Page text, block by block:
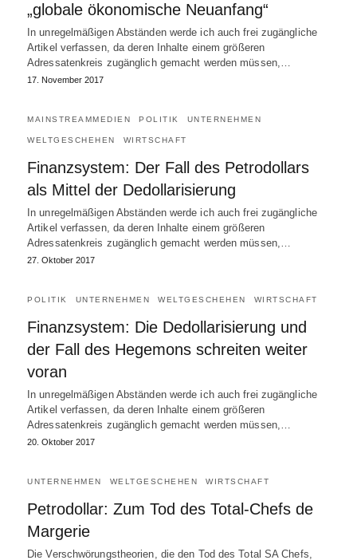
„globale ökonomische Neuanfang“
In unregelmäßigen Abständen werde ich auch frei zugängliche
Artikel verfassen, da deren Inhalte einem größeren
Adressatenkreis zugänglich gemacht werden müssen,…
17. November 2017
MAINSTREAMMEDIEN POLITIK UNTERNEHMEN
WELTGESCHEHEN WIRTSCHAFT
Finanzsystem: Der Fall des Petrodollars
als Mittel der Dedollarisierung
In unregelmäßigen Abständen werde ich auch frei zugängliche
Artikel verfassen, da deren Inhalte einem größeren
Adressatenkreis zugänglich gemacht werden müssen,…
27. Oktober 2017
POLITIK UNTERNEHMEN WELTGESCHEHEN WIRTSCHAFT
Finanzsystem: Die Dedollarisierung und
der Fall des Hegemons schreiten weiter
voran
In unregelmäßigen Abständen werde ich auch frei zugängliche
Artikel verfassen, da deren Inhalte einem größeren
Adressatenkreis zugänglich gemacht werden müssen,…
20. Oktober 2017
UNTERNEHMEN WELTGESCHEHEN WIRTSCHAFT
Petrodollar: Zum Tod des Total-Chefs de
Margerie
Die Verschwörungstheorien, die den Tod des Total SA Chefs,